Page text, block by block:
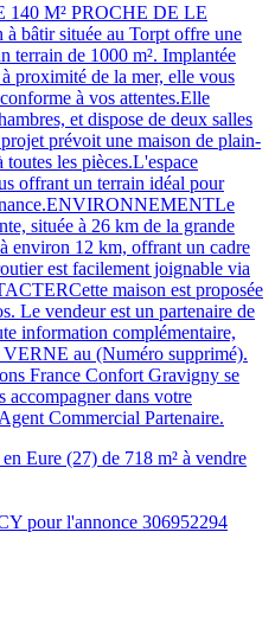
M² PROCHE DE LE
bâtir située au Torpt offre une
terrain de 1000 m². Implantée
proximité de la mer, elle vous
à vos attentes.Elle
et dispose de deux salles
prévoit une maison de plain-
les pièces.L'espace
offrant un terrain idéal pour
située à 26 km de la grande
environ 12 km, offrant un cadre
est facilement joignable via
maison est proposée
Le vendeur est un partenaire de
information complémentaire,
VERNE au (Numéro supprimé).
France Confort Gravigny se
accompagner dans votre
Commercial Partenaire.